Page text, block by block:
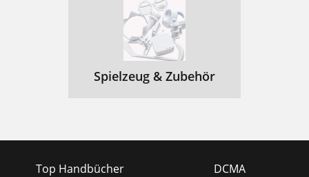
Spielzeug & Zubehör
Top Handbücher
DCMA